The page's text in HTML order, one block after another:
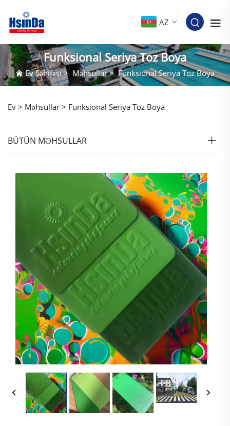
AZ
Funksional Seriya Toz Boya
Ev Səhifəsi> Məhsullar>Funksional Seriya Toz Boya
Ev > Məhsullar > Funksional Seriya Toz Boya
BÜTÜN MƏHSULLAR